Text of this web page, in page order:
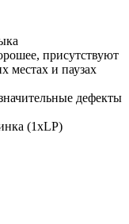
присутствуют
местах и паузах
дефекты
(1xLP)